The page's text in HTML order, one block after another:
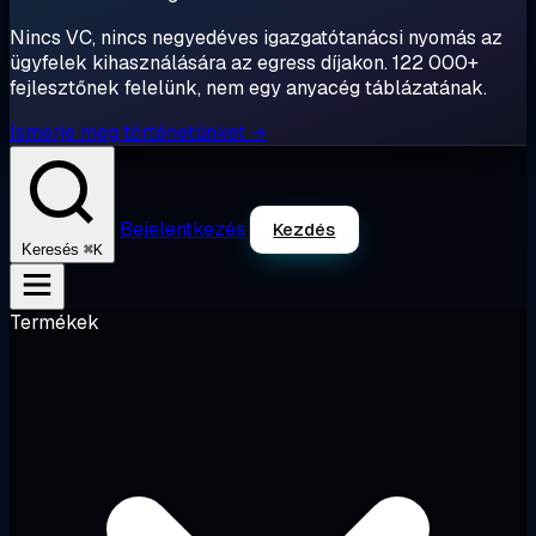
Nincs VC, nincs negyedéves igazgatótanácsi nyomás az
ügyfelek kihasználására az egress díjakon. 122 000+
fejlesztőnek felelünk, nem egy anyacég táblázatának.
Ismerje meg történetünket →
Keresés ⌘K
Bejelentkezés Kezdés
Termékek